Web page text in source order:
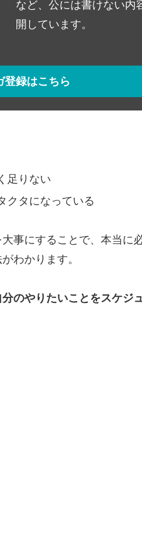
など、公には書けない内
開しています。
登録はこちら
足りない
クタになっている
事にすることで、本当に
わかります。
のやりたいことをスケジ